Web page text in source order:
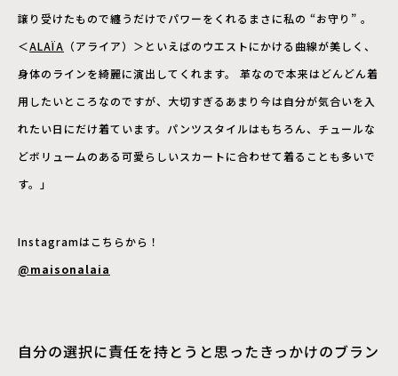
譲り受けたもので纏うだけでパワーをくれるまさに私の “お守り” 。
＜ALAÏA （アライア）＞といえばのウエストにかける曲線が美しく、
身体のラインを綺麗に演出してくれます。 革なので本来はどんどん着
用したいところなのですが、大切すぎるあまり今は自分が気合いを入
れたい日にだけ着ています。パンツスタイルはもちろん、チュールな
どボリュームのある可愛らしいスカートに合わせて着ることも多いで
す。」
Instagramはこちらから！
@maisonalaia
自分の選択に責任を持とうと思ったきっかけのブラン